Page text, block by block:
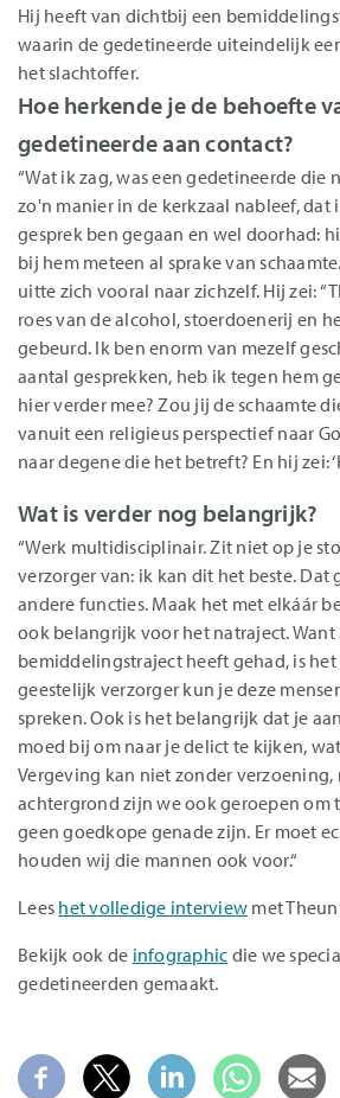
Hij heeft van dichtbij een
waarin de gedetineerde uiteindelijk
het slachtoffer.
Hoe herkende je de behoefte
gedetineerde aan contact?
“Wat ik zag, was een gedetineerde die
zo'n manier in de kerkzaal nableef, dat
gesprek ben gegaan en wel doorhad:
bij hem meteen al sprake van
uitte zich vooral naar zichzelf. Hij zei:
roes van de alcohol, stoerdoenerij en
gebeurd. Ik ben enorm van mezelf
aantal gesprekken, heb ik tegen hem
hier verder mee? Zou jij de schaamte
vanuit een religieus perspectief naar
naar degene die het betreft? En hij zei:
Wat is verder nog belangrijk?
“Werk multidisciplinair. Zit niet op je
verzorger van: ik kan dit het beste. Dat
andere functies. Maak het met elkáár
ook belangrijk voor het natraject. Want
bemiddelingstraject heeft gehad, is
geestelijk verzorger kun je deze
spreken. Ook is het belangrijk dat je
moed bij om naar je delict te kijken,
Vergeving kan niet zonder verzoening,
achtergrond zijn we ook geroepen om
geen goedkope genade zijn. Er moet
houden wij die mannen ook voor.“
Lees het volledige interview met
Bekijk ook de infographic die we
gedetineerden gemaakt.